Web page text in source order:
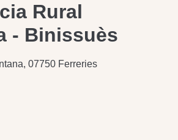
Rural
- Binissuès
07750 Ferreries